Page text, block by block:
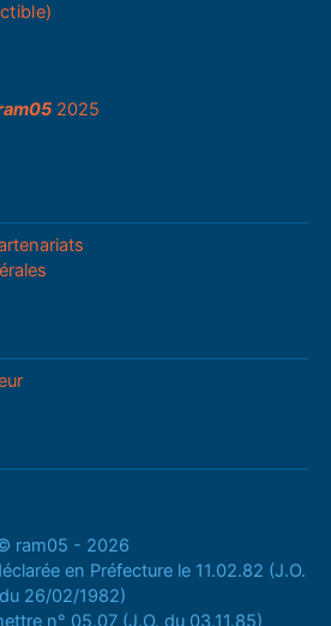
2025
ram05 - 2026
en Préfecture le 11.02.82 (J.O.
du 26/02/1982)
n° 05.07 (J.O. du 03.11.85)